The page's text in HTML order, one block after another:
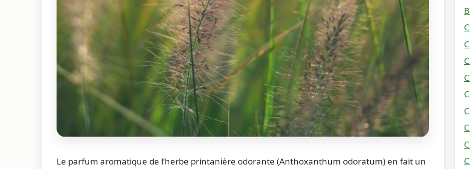
Le parfum aromatique de l’herbe printanière odorante (Anthoxanthum odoratum) en fait un